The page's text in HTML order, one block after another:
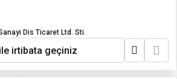
Dis Ticaret Ltd. Sti.
ile irtibata geçiniz